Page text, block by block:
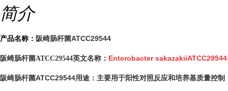
简介
产品名称： 阪崎肠杆菌ATCC29544
阪崎肠杆菌ATCC29544英文名称： Enterobacter sakazakiiATCC29544
阪崎肠杆菌ATCC29544用途： 主要用于阳性对照反应和培养基质量控制